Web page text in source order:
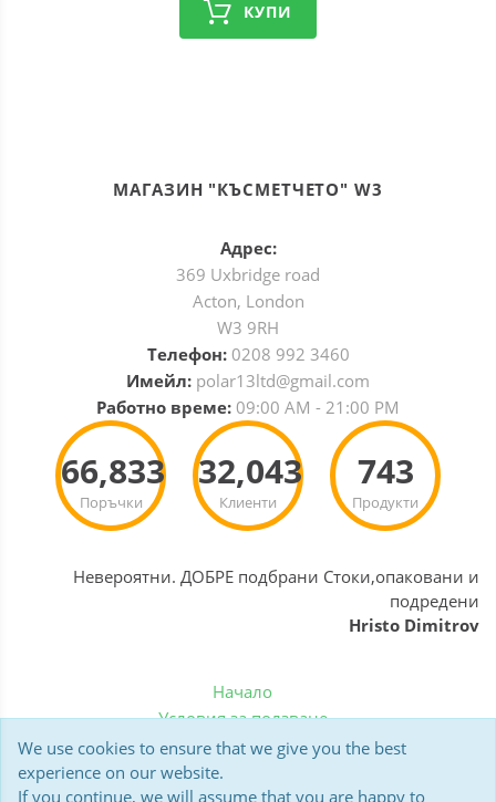
КУПИ
МАГАЗИН "КЪСМЕТЧЕТО" W3
Адрес:
369 Uxbridge road
Acton, London
W3 9RH
Телефон: 0208 992 3460
Имейл: polar13ltd@gmail.com
Работно време: 09:00 AM - 21:00 PM
Поръчки
66,833
Клиенти
32,043
Продукти
743
Невероятни. ДОБРЕ подбрани Стоки,опаковани и
подредени
Hristo Dimitrov
Начало
Условия за ползване
Политика за бисквитки
Доставка
Мнения на клиенти
We use cookies to ensure that we give you the best
experience on our website.
If you continue, we will assume that you are happy to